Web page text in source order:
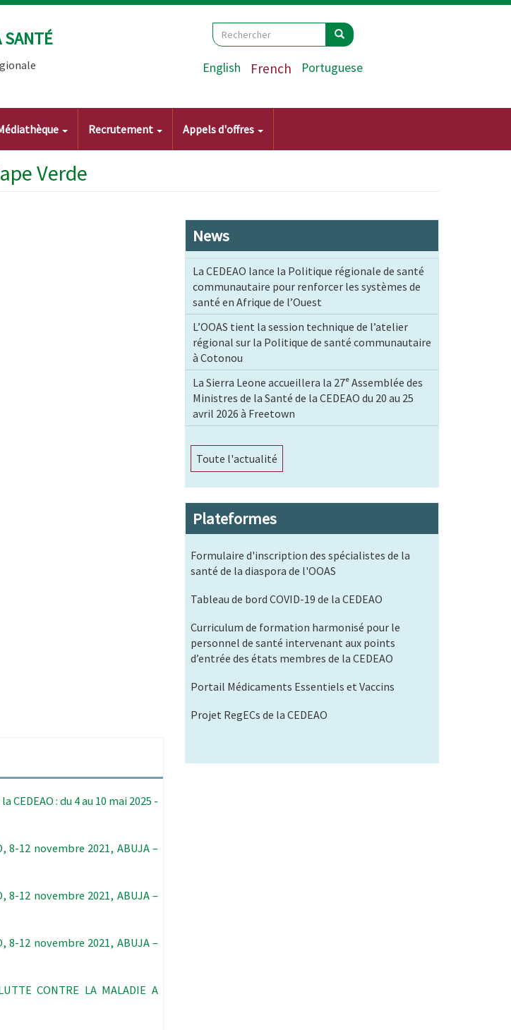
SANTÉ Search
Rechercher Rechercher
English French Portuguese
Recrutement Appels d'offres
Verde
: du 4 au 10 mai 2025 -
8-12 novembre 2021, ABUJA –
8-12 novembre 2021, ABUJA –
8-12 novembre 2021, ABUJA –
CONTRE LA MALADIE A
News
La CEDEAO lance la Politique régionale de santé
communautaire pour renforcer les systèmes de
santé en Afrique de l’Ouest
L’OOAS tient la session technique de l’atelier
régional sur la Politique de santé communautaire
à Cotonou
La Sierra Leone accueillera la 27ᵉ Assemblée des
Ministres de la Santé de la CEDEAO du 20 au 25
avril 2026 à Freetown
Toute l'actualité
Plateformes
Formulaire d'inscription des spécialistes de la
santé de la diaspora de l'OOAS
Tableau de bord COVID-19 de la CEDEAO
Curriculum de formation harmonisé pour le
personnel de santé intervenant aux points
d’entrée des états membres de la CEDEAO
Portail Médicaments Essentiels et Vaccins
Projet RegECs de la CEDEAO